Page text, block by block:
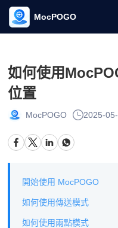
MocPOGO
如何使用
位置
MocPOGO 2025-
開始使用 MocPOGO
如何使用傳送模式
如何使用兩點模式